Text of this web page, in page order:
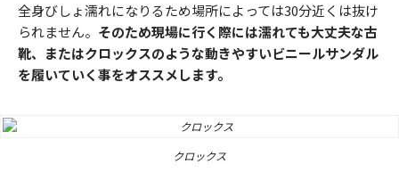
全身びしょ濡れになりるため場所によっては30分近くは抜け
られません。 そのため現場に行く際には濡れても大丈夫な古
靴、またはクロックスのような動きやすいビニールサンダル
を履いていく事をオススメします。
クロックス